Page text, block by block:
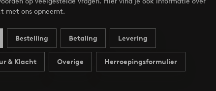
met ons opneemt.
Bestelling Betaling Levering
& Klacht Overige Herroepingsformulier